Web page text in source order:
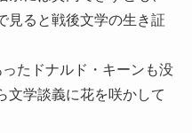
見ると戦後文学の生き証
たドナルド・キーンも没
文学談義に花を咲かして